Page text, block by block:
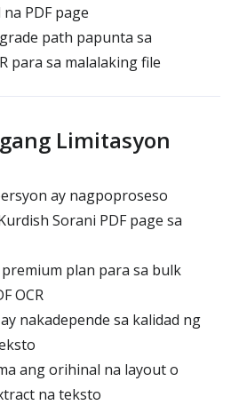
PDF page
path papunta sa
para sa malalaking file
Limitasyon
ay nagpoproseso
Sorani PDF page sa
plan para sa bulk
OCR
nakadepende sa kalidad ng
ang orihinal na layout o
na teksto